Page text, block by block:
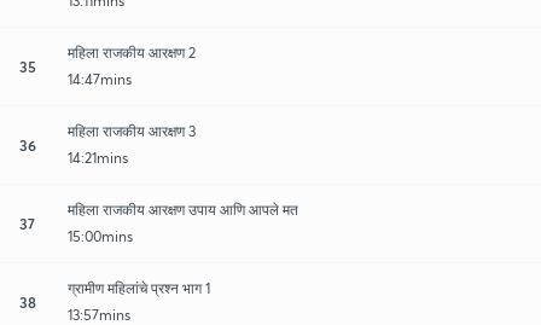
35
महिला राजकीय आरक्षण 2
14:47mins
36
महिला राजकीय आरक्षण 3
14:21mins
37
महिला राजकीय आरक्षण उपाय आणि आपले मत
15:00mins
38
ग्रामीण महिलांचे प्रश्न भाग 1
13:57mins